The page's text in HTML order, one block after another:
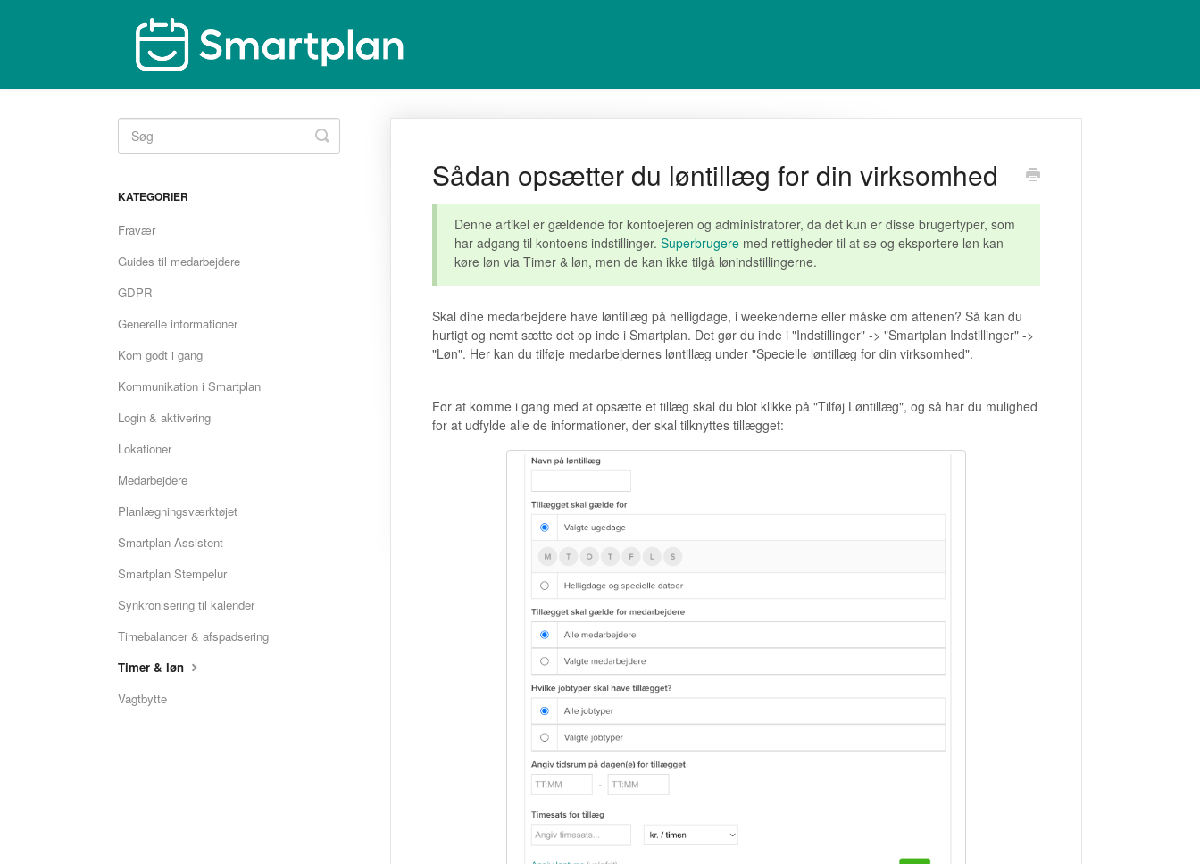
Sådan opsætter du løntillæg for din virksomhed
Denne artikel er gældende for kontoejeren og administratorer, da det kun er disse brugertyper, som
har adgang til kontoens indstillinger. Superbrugeremed rettigheder til at se og eksportere løn kan
køre løn via Timer & løn, men de kan ikke tilgå lønindstillingerne.
Skal dine medarbejdere have løntillæg på helligdage, i weekenderne eller måske om aftenen? Så kan du
hurtigt og nemt sætte det op inde i Smartplan. Det gør du inde i "Indstillinger" -> "Smartplan Indstillinger" ->
"Løn". Her kan du tilføje medarbejdernes løntillæg under "Specielle løntillæg for din virksomhed".
For at komme i gang med at opsætte et tillæg skal du blot klikke på "Tilføj Løntillæg", og så har du mulighed
for at udfylde alle de informationer, der skal tilknyttes tillægget:
Toggle
Search
KATEGORIER
Fravær
Guides til medarbejdere
GDPR
Generelle informationer
Kom godt i gang
Kommunikation i Smartplan
Login & aktivering
Lokationer
Medarbejdere
Planlægningsværktøjet
Smartplan Assistent
Smartplan Stempelur
Synkronisering til kalender
Timebalancer & afspadsering
Timer & løn
Vagtbytte